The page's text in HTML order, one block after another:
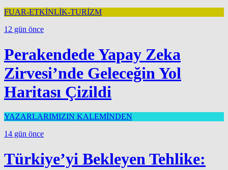
FUAR-ETKİNLİK-TURİZM
12 gün önce
Perakendede Yapay Zeka
Zirvesi’nde Geleceğin Yol
Haritası Çizildi
YAZARLARIMIZIN KALEMİNDEN
14 gün önce
Türkiye’yi Bekleyen Tehlike: